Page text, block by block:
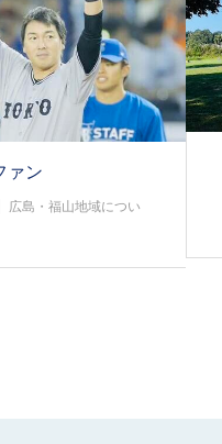
ァン
広島・福山地域につい